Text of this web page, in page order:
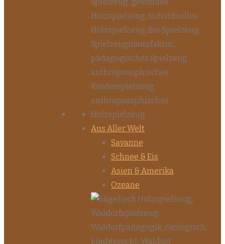
Aus Aller Welt
Savanne
Schnee & Eis
Asien & Amerika
Ozeane